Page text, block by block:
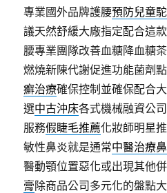
專業國外品牌護腰預防兒童
議天然舒緩大廠指定配合這款
腰專業團隊改善血糖降血糖
燃燒新陳代謝促進功能菌劑
癬治療確保控制並確保配合
選中古沖床各式機械融資公
服務假睫毛推薦化妝師明星
敏性鼻炎就是通常中醫治療
醫動顎位置惡化或出現其他
膏除商品公司多元化的盤點